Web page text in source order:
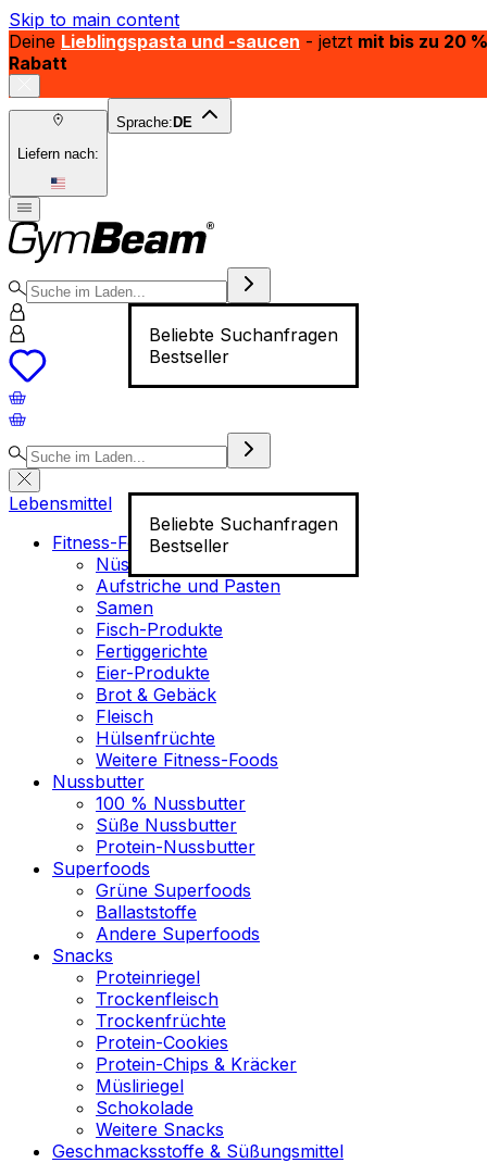
Skip to main content
Deine Lieblingspasta und -saucen - jetzt mit bis zu 20 %
Rabatt
Liefern nach:
Sprache: DE
Beliebte Suchanfragen
Bestseller
Beliebte Suchanfragen
Bestseller
Lebensmittel
Fitness-Food
Nüsse
Aufstriche und Pasten
Samen
Fisch-Produkte
Fertiggerichte
Eier-Produkte
Brot & Gebäck
Fleisch
Hülsenfrüchte
Weitere Fitness-Foods
Nussbutter
100 % Nussbutter
Süße Nussbutter
Protein-Nussbutter
Superfoods
Grüne Superfoods
Ballaststoffe
Andere Superfoods
Snacks
Proteinriegel
Trockenfleisch
Trockenfrüchte
Protein-Cookies
Protein-Chips & Kräcker
Müsliriegel
Schokolade
Weitere Snacks
Geschmacksstoffe & Süßungsmittel